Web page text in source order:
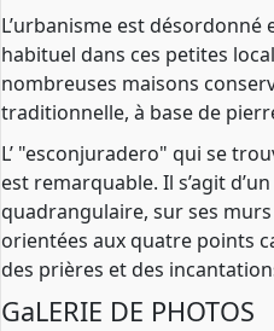
L’urbanisme est
habituel dans ces petites
nombreuses maisons
traditionnelle, à base de
L’ "esconjuradero" qui se
est remarquable. Il s’agit
quadrangulaire, sur ses
orientées aux quatre points
des prières et des
GaLERIE DE PHOTOS